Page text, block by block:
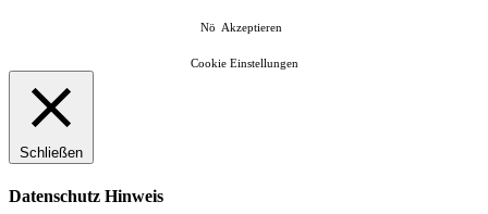
Nö Akzeptieren
Cookie Einstellungen
Schließen
Datenschutz Hinweis